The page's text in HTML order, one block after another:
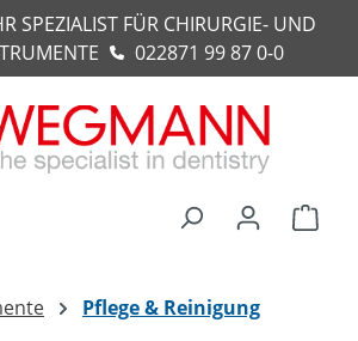
SPEZIALIST FÜR CHIRURGIE- UND
022871 99 87 0-0
Pflege & Reinigung